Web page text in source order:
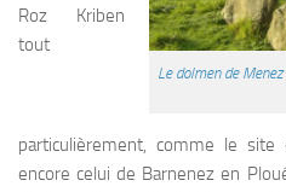
Le dolmen de
Roz Kriben
tout
particulièrement, comme le
encore celui de Barnenez en